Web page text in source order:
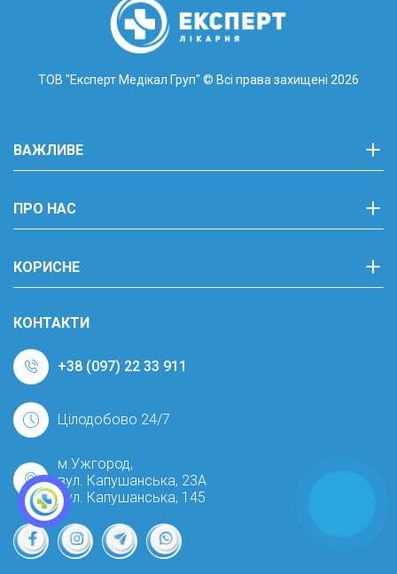
ТОВ "Експерт Медікал Груп" © Всі права захищені 2026
ВАЖЛИВЕ
ПРО НАС
КОРИСНЕ
КОНТАКТИ
+38 (097) 22 33 911
Цілодобово 24/7
м.Ужгород,
вул. Капушанська, 23А
вул. Капушанська, 145